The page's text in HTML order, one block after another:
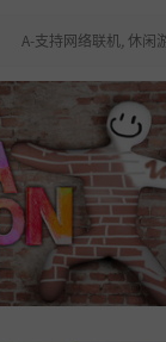
A-支持网络联机 休闲